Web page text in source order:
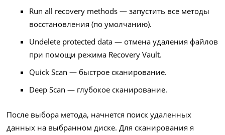
Run all recovery methods — запустить все методы
восстановления (по умолчанию).
Undelete protected data — отмена удаления файлов
при помощи режима Recovery Vault.
Quick Scan — быстрое сканирование.
Deep Scan — глубокое сканирование.
После выбора метода, начнется поиск удаленных
данных на выбранном диске. Для сканирования я